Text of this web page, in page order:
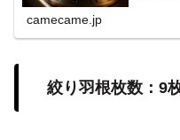
camecame.jp
絞り羽根枚数：9